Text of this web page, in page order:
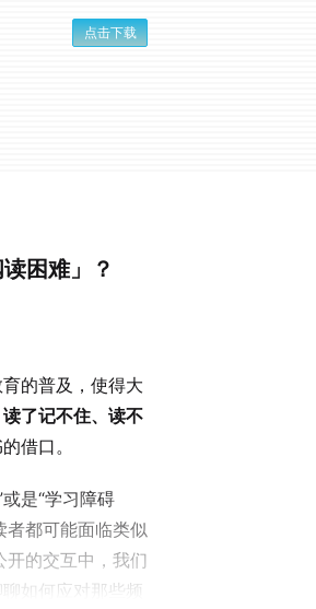
点击下载
困难」？
的普及，使得大
了记不住、读不
借口。
是“学习障碍
者都可能面临类似
开的交互中，我们
如何应对那些频